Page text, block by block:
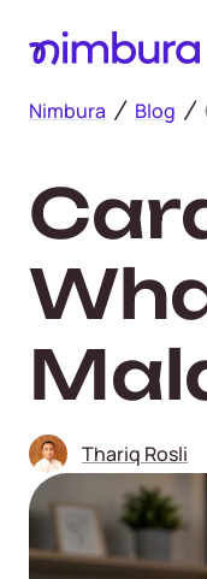
Nimbura Blog
Thariq Rosli